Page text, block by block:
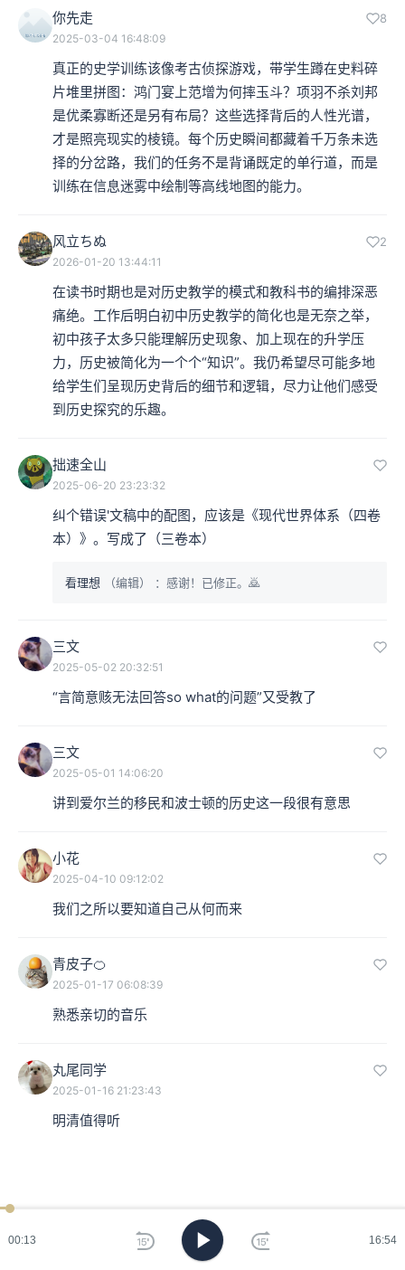
00:14 16:54
你先走 8
2025-03-04 16:48:09
真正的史学训练该像考古侦探游戏，带学生蹲在史料碎
片堆里拼图：鸿门宴上范增为何摔玉斗？项羽不杀刘邦
是优柔寡断还是另有布局？这些选择背后的人性光谱，
才是照亮现实的棱镜。每个历史瞬间都藏着千万条未选
择的分岔路，我们的任务不是背诵既定的单行道，而是
训练在信息迷雾中绘制等高线地图的能力。
风立ちぬ 2
2026-01-20 13:44:11
在读书时期也是对历史教学的模式和教科书的编排深恶
痛绝。工作后明白初中历史教学的简化也是无奈之举，
初中孩子太多只能理解历史现象、加上现在的升学压
力，历史被简化为一个个“知识”。我仍希望尽可能多地
给学生们呈现历史背后的细节和逻辑，尽力让他们感受
到历史探究的乐趣。
拙速全山
2025-06-20 23:23:32
纠个错误'文稿中的配图，应该是《现代世界体系（四卷
本）》。写成了（三卷本）
看理想 （编辑） ：感谢！已修正。🙇‍
三文
2025-05-02 20:32:51
“言简意赅无法回答so what的问题”又受教了
三文
2025-05-01 14:06:20
讲到爱尔兰的移民和波士顿的历史这一段很有意思
小花
2025-04-10 09:12:02
我们之所以要知道自己从何而来
青皮子🍊
2025-01-17 06:08:39
熟悉亲切的音乐
丸尾同学
2025-01-16 21:23:43
明清值得听